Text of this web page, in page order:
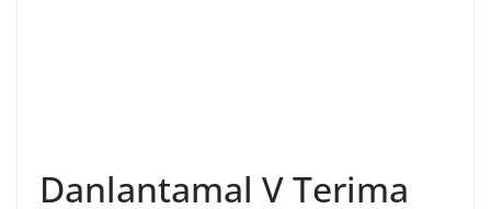
Danlantamal V Terima